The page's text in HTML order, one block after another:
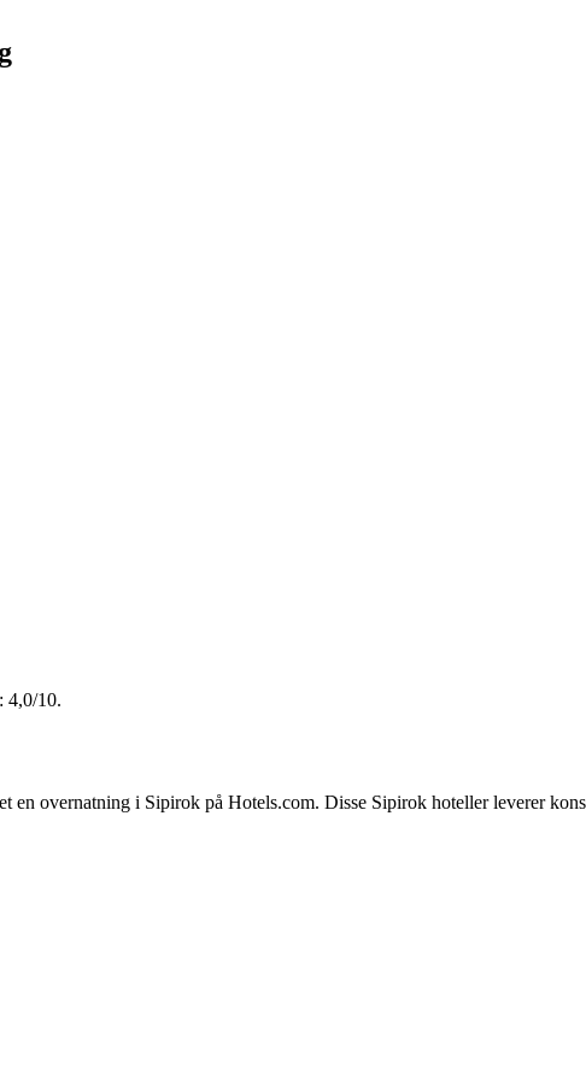
4,0/10.
overnatning i Sipirok på Hotels.com. Disse Sipirok hoteller leverer